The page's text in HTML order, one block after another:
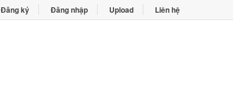
Đăng ký Đăng nhập Upload Liên hệ